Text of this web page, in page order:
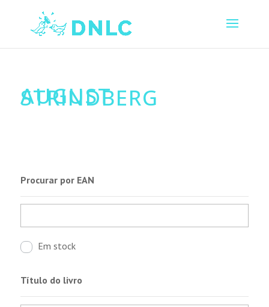
AUGUST
STRINDBERG
Procurar por EAN
Em stock
Título do livro